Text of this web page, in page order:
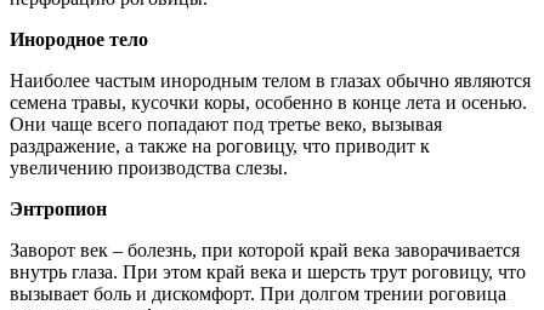
Инородное тело
Наиболее частым инородным телом в глазах обычно являются
семена травы, кусочки коры, особенно в конце лета и осенью.
Они чаще всего попадают под третье веко, вызывая
раздражение, а также на роговицу, что приводит к
увеличению производства слезы.
Энтропион
Заворот век – болезнь, при которой край века заворачивается
внутрь глаза. При этом край века и шерсть трут роговицу, что
вызывает боль и дискомфорт. При долгом трении роговица